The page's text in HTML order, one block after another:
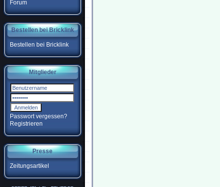
Forum
Bestellen bei Bricklink
Bestellen bei Bricklink
Mitglieder
Passwort vergessen?
Registrieren
Presse
Zeitungsartikel